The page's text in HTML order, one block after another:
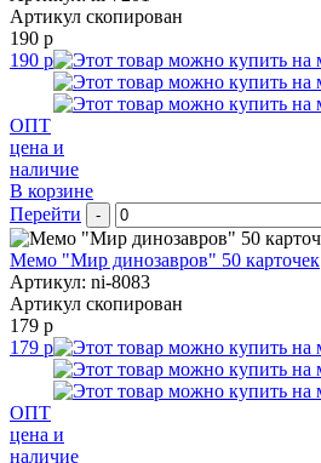
Артикул скопирован
190 р
190 р
ОПТ
цена и
наличие
В корзине
Перейти
-
Мемо "Мир динозавров" 50 карточек
Артикул: ni-8083
Артикул скопирован
179 р
179 р
ОПТ
цена и
наличие